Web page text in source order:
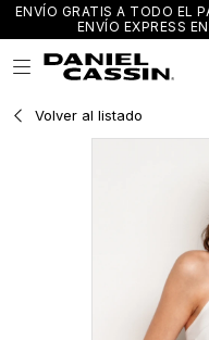
ENVÍO GRATIS A TODO EL
ENVÍO EXPRESS

Volver al listado